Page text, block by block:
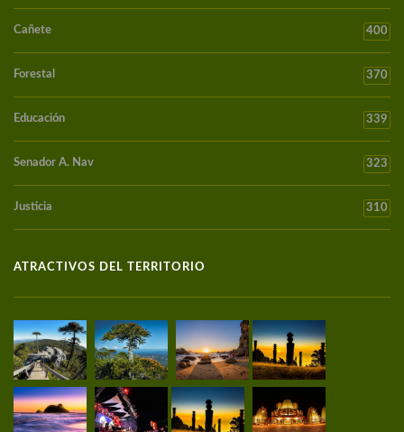
Cañete 400
Forestal 370
Educación 339
Senador A. Nav 323
Justicia 310
ATRACTIVOS DEL TERRITORIO